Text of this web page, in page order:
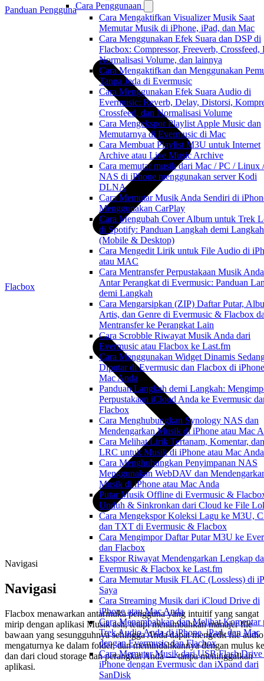
Cara Penggunaan
Cara Mengaktifkan Visualizer Musik Saat
Memutar Musik di iPhone, iPad, dan Mac
Cara Menggunakan Efek Suara dan DSP di
Flacbox: Compressor, Freeverb, Crossfeed,
Normalisasi Volume, dan lainnya
Cara Mengaktifkan dan Menggunakan
Tanpa Jeda di Evermusic
Cara Menggunakan Efek Suara Audio di
Evermusic: Reverb, Delay, Distorsi,
Crossfeed, dan Normalisasi Volume
Cara Mengekspor Playlist Apple Music dan
Memutarnya di Evermusic di Mac
Cara Membuat Playlist M3U untuk Internet
Archive atau Live Music Archive
Cara memutar musik dari Mac / PC / Linux /
NAS di iPhone menggunakan server Kodi
DLNA
Cara Memutar Musik Anda Sendiri di
Menggunakan CarPlay
Cara Mengubah Cover Album untuk Trek
di Spotify: Panduan Langkah demi Langkah
(Mobile & Desktop)
Cara Mengedit Lirik untuk File Audio di
atau MAC
Cara Mentransfer Perpustakaan Musik Anda
Antar Perangkat di Evermusic: Panduan
demi Langkah
Cara Mengarsipkan (ZIP) Daftar Putar,
Artis, dan Genre di Evermusic & Flacbox
Mentransfer ke Perangkat Lain
Cara Scrobble Riwayat Musik Anda dari
Evermusic atau Flacbox ke Last.fm
Cara Menggunakan Widget Dinamis
Diputar di Evermusic dan Flacbox di
Mac Anda
Panduan Langkah demi Langkah:
Perpustakaan iCloud Anda ke Evermusic
Flacbox
Cara Menghubungkan Synology NAS dan
Mendengarkan Musik di iPhone atau Mac
Cara Melihat Lirik Tertanam, Komentar,
LRC untuk Musik di iPhone atau Mac Anda
Cara Menghubungkan Penyimpanan NAS
Menggunakan WebDAV dan
Musik di iPhone atau Mac Anda
Putar Musik Offline di Evermusic &
Unduh & Sinkronkan dari Cloud ke File
Cara Mengekspor Koleksi Lagu ke M3U,
dan TXT di Evermusic & Flacbox
Cara Mengimpor Daftar Putar M3U ke
dan Flacbox
Ekspor Riwayat Mendengarkan Lengkap
Evermusic & Flacbox ke Last.fm
Cara Memutar Musik FLAC (Lossless) di
Saya
Cara Streaming Musik dari iCloud Drive di
iPhone atau Mac Anda
Cara Menambahkan dan Melihat Komentar
Trek Audio Anda di iPhone, iPad, dan Mac
dengan Evermusic dan Flacbox
Cara Memutar Musik dari USB Flash
iPhone dengan Evermusic dan iXpand dari
SanDisk
Panduan Pengguna
Flacbox
Navigasi
Navigasi
Flacbox menawarkan antarmuka pengguna yang intuitif yang sangat
mirip dengan aplikasi Musik asli, tetapi menambahkan manajer file
bawaan yang sesungguhnya sehingga Anda dapat mengedit file
mengaturnya ke dalam folder, dan memindahkannya dengan mulus ke
dan dari cloud storage dan perangkat Anda — tanpa meninggalkan
aplikasi.